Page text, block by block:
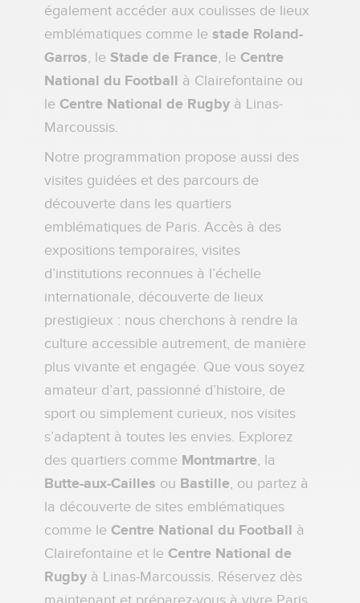
également accéder aux coulisses de lieux
emblématiques comme le stade Roland-
Garros, le Stade de France, le Centre
National du Football à Clairefontaine ou
le Centre National de Rugby à Linas-
Marcoussis.
Notre programmation propose aussi des
visites guidées et des parcours de
découverte dans les quartiers
emblématiques de Paris. Accès à des
expositions temporaires, visites
d’institutions reconnues à l’échelle
internationale, découverte de lieux
prestigieux : nous cherchons à rendre la
culture accessible autrement, de manière
plus vivante et engagée. Que vous soyez
amateur d’art, passionné d’histoire, de
sport ou simplement curieux, nos visites
s’adaptent à toutes les envies. Explorez
des quartiers comme Montmartre, la
Butte-aux-Cailles ou Bastille, ou partez à
la découverte de sites emblématiques
comme le Centre National du Football à
Clairefontaine et le Centre National de
Rugby à Linas-Marcoussis. Réservez dès